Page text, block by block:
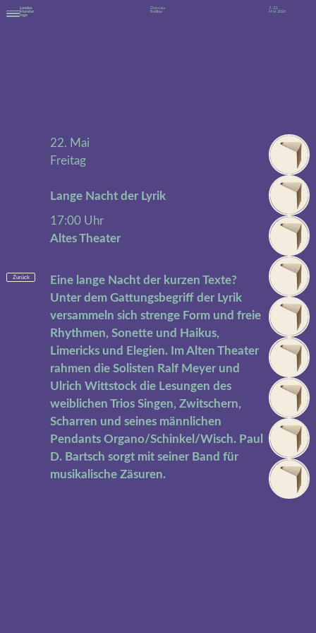
Landes
literatur
tage
Dessau-
Roßlau
7.-23.
Mai 2026
Zurück
22. Mai
Freitag
Lange Nacht der Lyrik
17:00 Uhr
Altes Theater
Eine lange Nacht der kurzen Texte?
Unter dem Gattungsbegriff der Lyrik
versammeln sich strenge Form und freie
Rhythmen, Sonette und Haikus,
Limericks und Elegien. Im Alten Theater
rahmen die Solisten Ralf Meyer und
Ulrich Wittstock die Lesungen des
weiblichen Trios Singen, Zwitschern,
Scharren und seines männlichen
Pendants Organo/Schinkel/Wisch. Paul
D. Bartsch sorgt mit seiner Band für
musikalische Zäsuren.